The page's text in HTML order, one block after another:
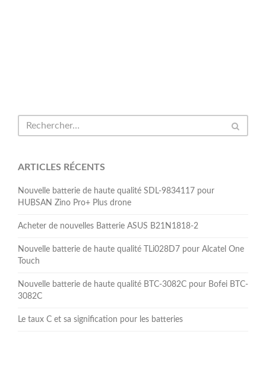
ARTICLES RÉCENTS
Nouvelle batterie de haute qualité SDL-9834117 pour
HUBSAN Zino Pro+ Plus drone
Acheter de nouvelles Batterie ASUS B21N1818-2
Nouvelle batterie de haute qualité TLi028D7 pour Alcatel One
Touch
Nouvelle batterie de haute qualité BTC-3082C pour Bofei BTC-
3082C
Le taux C et sa signification pour les batteries